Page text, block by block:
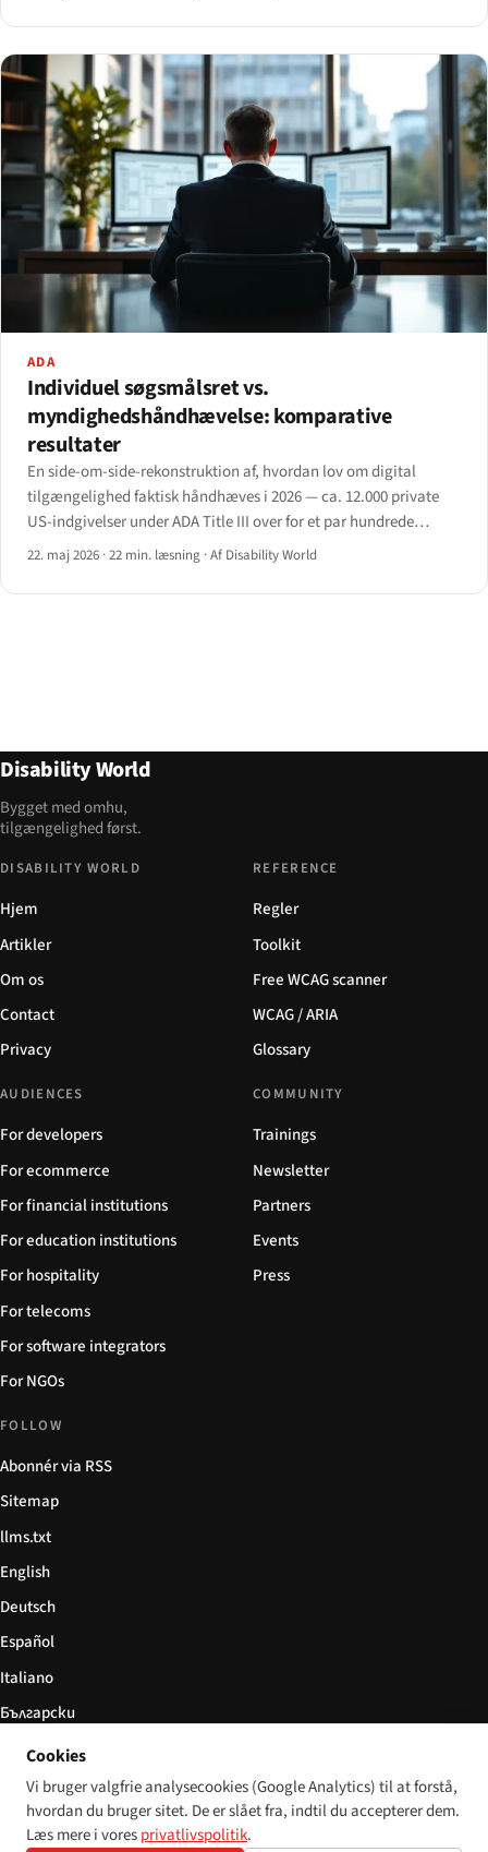
ADA
Individuel søgsmålsret vs.
myndighedshåndhævelse: komparative
resultater
En side-om-side-rekonstruktion af, hvordan lov om digital
tilgængelighed faktisk håndhæves i 2026 — ca. 12.000 private
US-indgivelser under ADA Title III over for et par hundrede
myndighedsledede sager i EU og UK.
22. maj 2026 ·22 min. læsning ·Af Disability World
Disability World
Bygget med omhu,
tilgængelighed først.
DISABILITY WORLD
Hjem
Artikler
Om os
Contact
Privacy
REFERENCE
Regler
Toolkit
Free WCAG scanner
WCAG / ARIA
Glossary
AUDIENCES
For developers
For ecommerce
For financial institutions
For education institutions
For hospitality
For telecoms
For software integrators
For NGOs
COMMUNITY
Trainings
Newsletter
Partners
Events
Press
FOLLOW
Abonnér via RSS
Sitemap
llms.txt
English
Deutsch
Español
Italiano
Български
简体中文
© 2026 Disability World. Alle rettigheder forbeholdes. Cookie settings
Cookies
Vi bruger valgfrie analysecookies (Google Analytics) til at forstå,
hvordan du bruger sitet. De er slået fra, indtil du accepterer dem.
Læs mere i voresprivatlivspolitik.